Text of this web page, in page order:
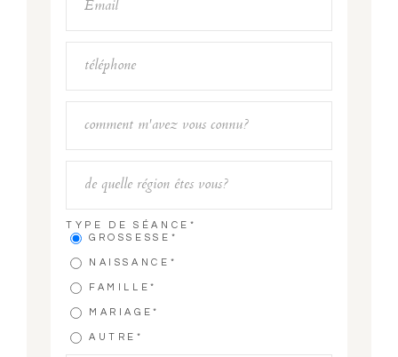
TYPE DE SÉANCE
GROSSESSE
NAISSANCE
FAMILLE
MARIAGE
AUTRE